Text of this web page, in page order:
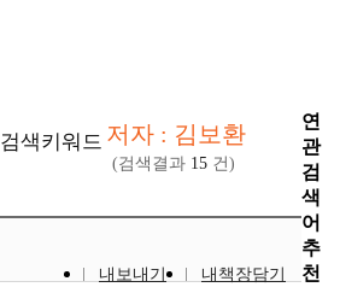
검색키워드 저자 : 김보환
(검색결과 15 건)
내보내기
내책장담기
연
관
검
색
어
추
천